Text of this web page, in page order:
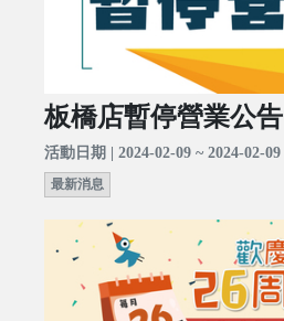
板橋店暫停營業公告
活動日期 | 2024-02-09 ~ 2024-02-09
最新消息